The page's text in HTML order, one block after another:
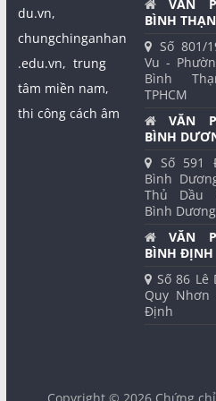
du.vn,
chungchinganhan
.edu.vn, trung
tâm miền nam,
thi công cách âm
VĂN
BÌNH
Số 801/
Vu -
Bình
TPHCM
VĂN
BÌNH
Số 591
Bình
Thủ Dầu
Bình Dương
VĂN
BÌNH ĐỊNH
Số 86 Lê
Quy Nhơn
Định